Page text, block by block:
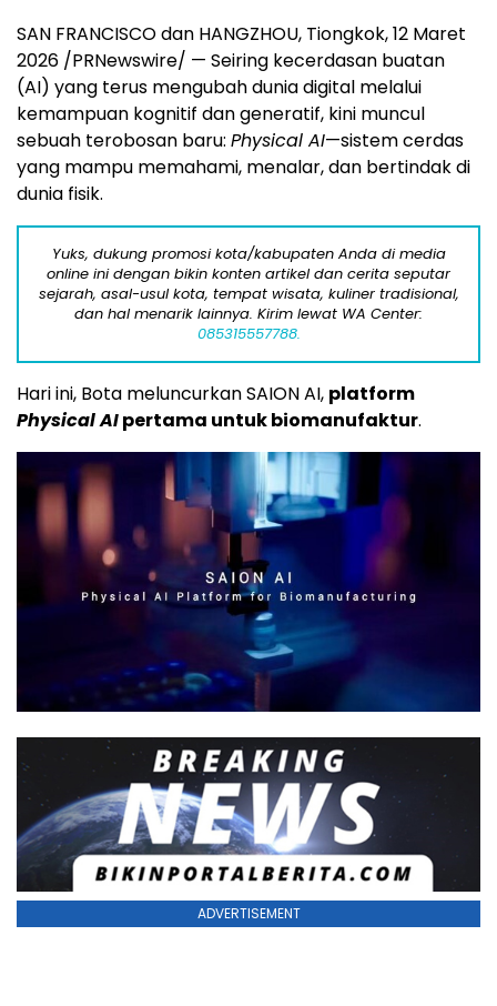
SAN FRANCISCO dan HANGZHOU, Tiongkok,12 Maret
2026 /PRNewswire/ — Seiring kecerdasan buatan
(AI) yang terus mengubah dunia digital melalui
kemampuan kognitif dan generatif, kini muncul
sebuah terobosan baru: Physical AI—sistem cerdas
yang mampu memahami, menalar, dan bertindak di
dunia fisik.
Yuks, dukung promosi kota/kabupaten Anda di media
online ini dengan bikin konten artikel dan cerita seputar
sejarah, asal-usul kota, tempat wisata, kuliner tradisional,
dan hal menarik lainnya. Kirim lewat WA Center:
085315557788.
Hari ini, Bota meluncurkan SAION AI, platform
Physical AIpertama untuk biomanufaktur.
ADVERTISEMENT